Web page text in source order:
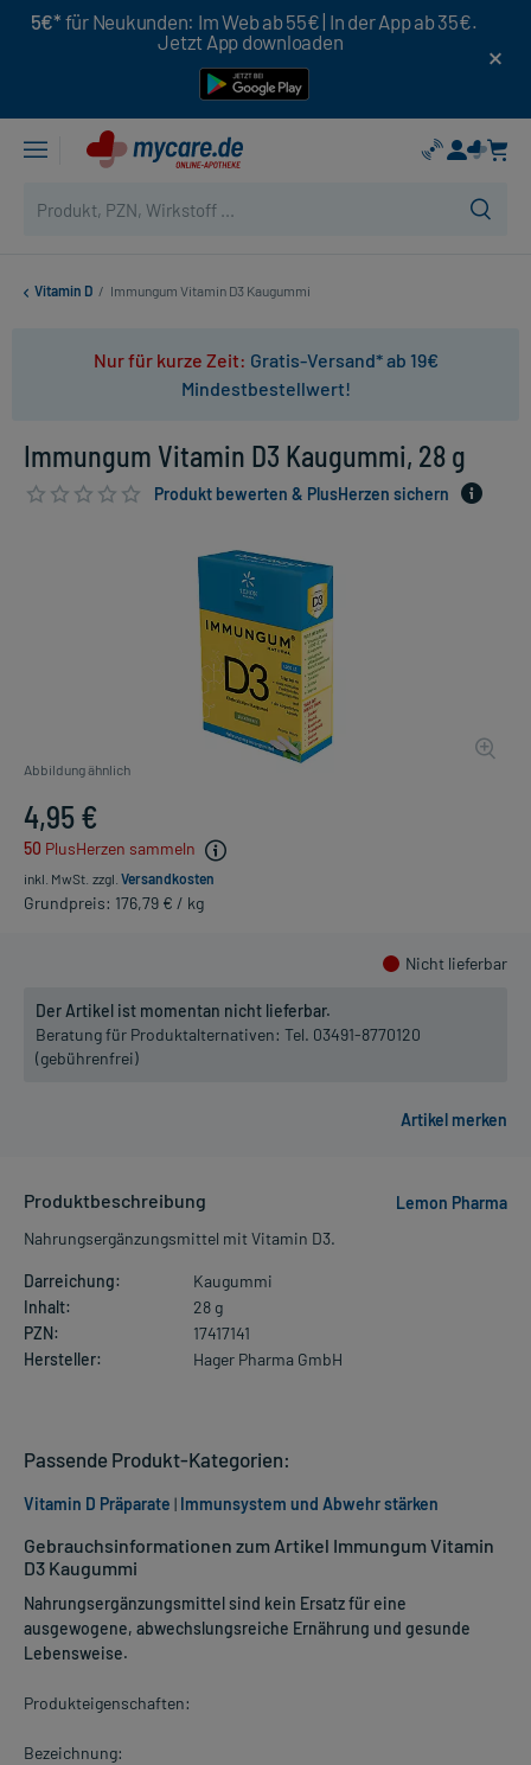
5€* für Neukunden: Im Web ab 55€ | In der App ab 35€.
Jetzt App downloaden
Vitamin D / Immungum Vitamin D3 Kaugummi
Nur für kurze Zeit: Gratis-Versand* ab 19€
Mindestbestellwert!
Immungum Vitamin D3 Kaugummi, 28 g
Produkt bewerten & PlusHerzen sichern
Abbildung ähnlich
4,95 €
50 PlusHerzen sammeln
inkl. MwSt. zzgl. Versandkosten
Grundpreis: 176,79 € / kg
Nicht lieferbar
Der Artikel ist momentan nicht lieferbar.
Beratung für Produktalternativen: Tel. 03491-8770120
(gebührenfrei)
Produktbeschreibung
Lemon Pharma
Nahrungsergänzungsmittel mit Vitamin D3.
Darreichung:
Kaugummi
Inhalt:
28 g
PZN:
17417141
Hersteller:
Hager Pharma GmbH
Gebrauchsinformationen zum Artikel Immungum Vitamin
D3 Kaugummi
Nahrungsergänzungsmittel sind kein Ersatz für eine
ausgewogene, abwechslungsreiche Ernährung und gesunde
Lebensweise.
Produkteigenschaften:
Bezeichnung:
Passende Produkt-Kategorien:
Vitamin D Präparate | Immunsystem und Abwehr stärken